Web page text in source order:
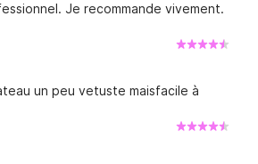
Je recommande vivement.
un peu vetuste maisfacile à